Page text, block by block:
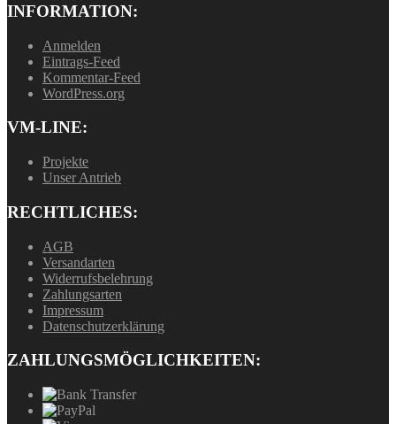
INFORMATION:
Anmelden
Eintrags-Feed
Kommentar-Feed
WordPress.org
VM-LINE:
Projekte
Unser Antrieb
RECHTLICHES:
AGB
Versandarten
Widerrufsbelehrung
Zahlungsarten
Impressum
Datenschutzerklärung
ZAHLUNGSMÖGLICHKEITEN: